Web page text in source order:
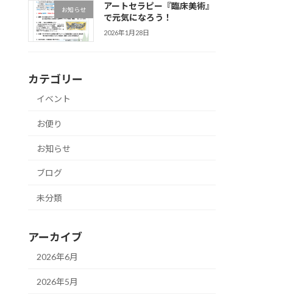
お知らせ
アートセラピー『臨床美術』
で元気になろう！
2026年1月28日
カテゴリー
イベント
お便り
お知らせ
ブログ
未分類
アーカイブ
2026年6月
2026年5月